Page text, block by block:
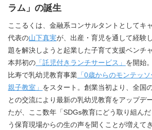
ラム」の誕生
ここるくは、金融系コンサルタントとしてキ
代表の山下真実が、出産・育児を通して経験
題を解決しようと起業した子育て支援ベンチ
本邦初の 「託児付きランチサービス」 を開始
比寿で乳幼児教育事業 「0歳からのモンテッ
親子教室」 をスタート。創業当初より、全国
との交流により最新の乳幼児教育をアップデ
たが、ここ数年「SDGs教育にどう取り組ん
う保育現場からの生の声を聞くことが増えて